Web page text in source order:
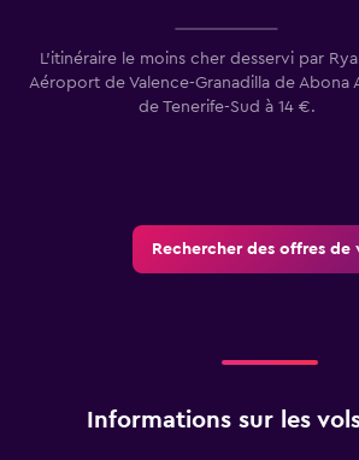
L’itinéraire le moins cher desservi par
Aéroport de Valence-Granadilla de Abona
de Tenerife-Sud à 14 €.
Rechercher des offres de
Informations sur les